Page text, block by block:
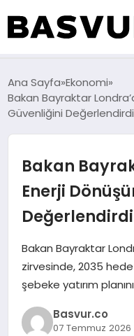
BAŞVURULAR
BAYILIKLER
HABERLER
İŞ FIKIRLERI
KRIPTO HABER
Ana Sayfa Ekonomi
Bakan Bayraktar
Güvenliğini Değerlendirdi
Bakan
Enerji
Değerlendirdi
Bakan Bayraktar
zirvesinde, 2035
şebeke yatırım
Basvur.co
07 Temmuz 2026